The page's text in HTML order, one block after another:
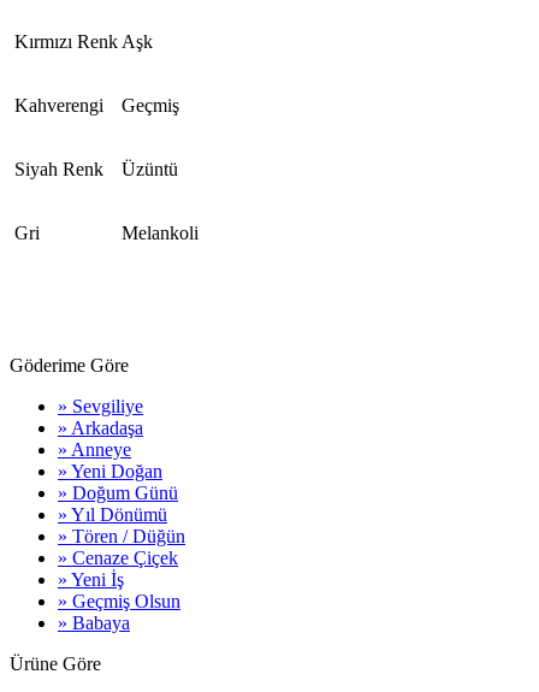
Kırmızı Renk Aşk
Kahverengi Geçmiş
Siyah Renk Üzüntü
Gri Melankoli
Göderime Göre
» Sevgiliye
» Arkadaşa
» Anneye
» Yeni Doğan
» Doğum Günü
» Yıl Dönümü
» Tören / Düğün
» Cenaze Çiçek
» Yeni İş
» Geçmiş Olsun
» Babaya
Ürüne Göre